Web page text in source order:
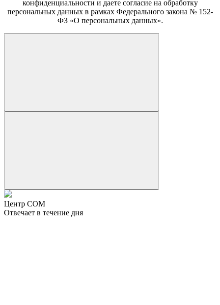
конфиденциальности и даете согласие на обработку
персональных данных в рамках Федерального закона № 152-
ФЗ «О персональных данных».
Центр СОМ
Отвечает в течение дня